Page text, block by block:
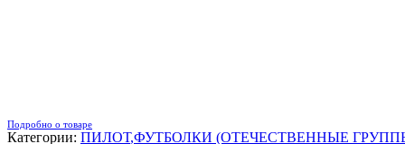
Подробно о товаре
Категории: ПИЛОТ,ФУТБОЛКИ (ОТЕЧЕСТВЕННЫЕ